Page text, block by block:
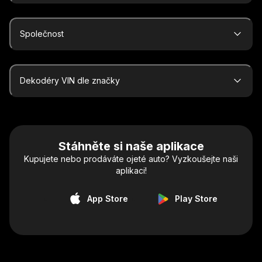
Společnost
Dekodéry VIN dle značky
Stáhněte si naše aplikace
Kupujete nebo prodáváte ojeté auto? Vyzkoušejte naši
aplikaci!
App Store Play Store